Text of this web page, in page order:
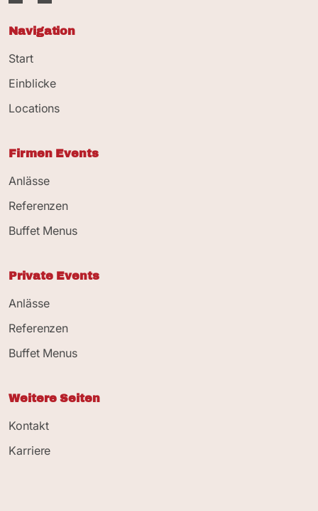
Navigation
Start
Einblicke
Locations
Firmen Events
Anlässe
Referenzen
Buffet Menus
Private Events
Anlässe
Referenzen
Buffet Menus
Weitere Seiten
Kontakt
Karriere